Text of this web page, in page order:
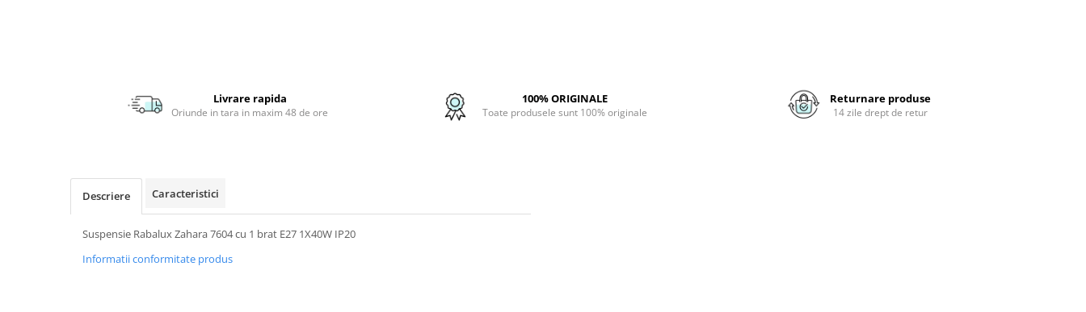
PLAFONIERE VINTAGE
PLAFONIERE COPII
SPOTURI APLICATE
Livrare rapida
Oriunde in tara in maxim 48 de ore
100% ORIGINALE
Toate produsele sunt 100% originale
Returnare produse
14 zile drept de retur
Descriere Caracteristici
Suspensie Rabalux Zahara 7604 cu 1 brat E27 1X40W IP20
Informatii conformitate produs